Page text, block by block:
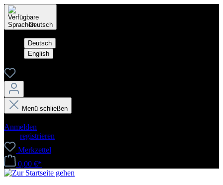
Deutsch
Deutsch
English
Menü schließen
Anmelden
registrieren
Merkzettel
0,00 €*